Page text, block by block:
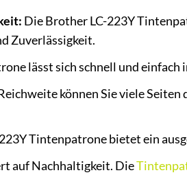
Die Brother LC-223Y
Zuverlässigkeit.
lässt sich schnell und einfach
können Sie viele
Tintenpatrone bietet ein
auf Nachhaltigkeit. Die